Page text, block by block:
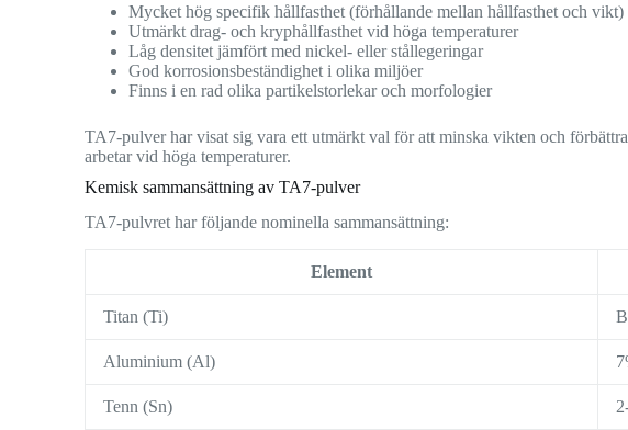
Mycket hög specifik hållfasthet (förhållande mellan hållfasthet och vikt)
Utmärkt drag- och kryphållfasthet vid höga temperaturer
Låg densitet jämfört med nickel- eller stållegeringar
God korrosionsbeständighet i olika miljöer
Finns i en rad olika partikelstorlekar och morfologier
TA7-pulver har visat sig vara ett utmärkt val för att minska vikten och
arbetar vid höga temperaturer.
Kemisk sammansättning av TA7-pulver
TA7-pulvret har följande nominella sammansättning:
Element
Titan (Ti)
Aluminium (Al)
Tenn (Sn)